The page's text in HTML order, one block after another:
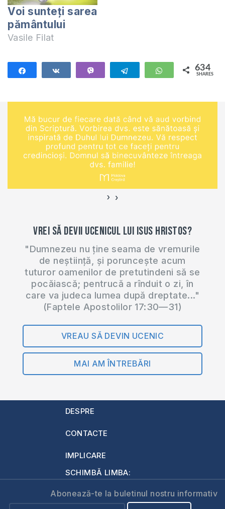
o sfidare la adresa
familiei și Autorului
acestei instituții,
Dumnezeu. Am mai
Voi sunteţi sarea
pământului
Vasile Filat
Telegram WhatsApp
634
SHARES
‹ ›
Vrei să devii ucenicul lui Isus Hristos?
"Dumnezeu nu ține seama de vremurile
de neștiință, și poruncește acum
tuturor oamenilor de pretutindeni să se
pocăiască; pentrucă a rînduit o zi, în
care va judeca lumea după dreptate..."
(Faptele Apostolilor 17:30—31)
VREAU SĂ DEVIN UCENIC
MAI AM ÎNTREBĂRI
DESPRE
CONTACTE
IMPLICARE
SCHIMBĂ LIMBA:
Abonează-te la buletinul nostru informativ